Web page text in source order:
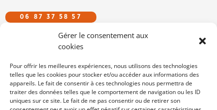
Gérer le consentement aux
cookies
Pour offrir les meilleures expériences, nous utilisons des technologies
telles que les cookies pour stocker et/ou accéder aux informations des
appareils. Le fait de consentir à ces technologies nous permettra de
traiter des données telles que le comportement de navigation ou les ID
uniques sur ce site. Le fait de ne pas consentir ou de retirer son
06 87 37 58 57
SUIVEZ-NOUS SUR LES RÉSEAUX
/cfdtefs
cfdt-efs